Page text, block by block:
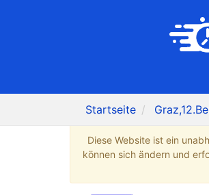
Startseite
Diese Website ist ein
können sich ändern und